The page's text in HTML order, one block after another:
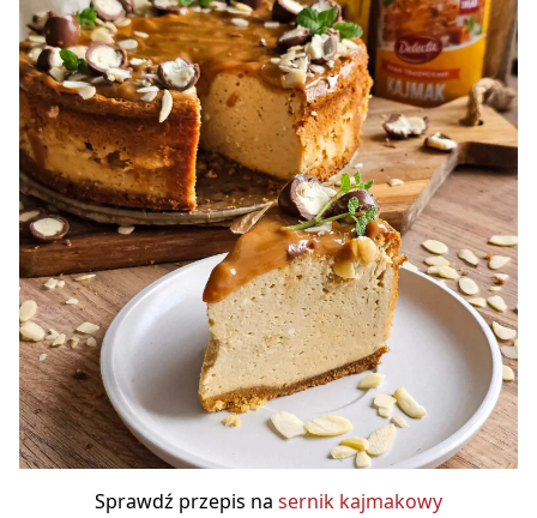
Sprawdź przepis na sernik kajmakowy